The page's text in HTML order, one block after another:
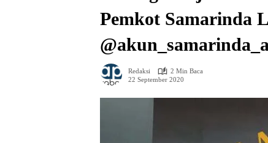
Pemkot Samarinda
Redaksi
2 Min Baca
22 September 2020